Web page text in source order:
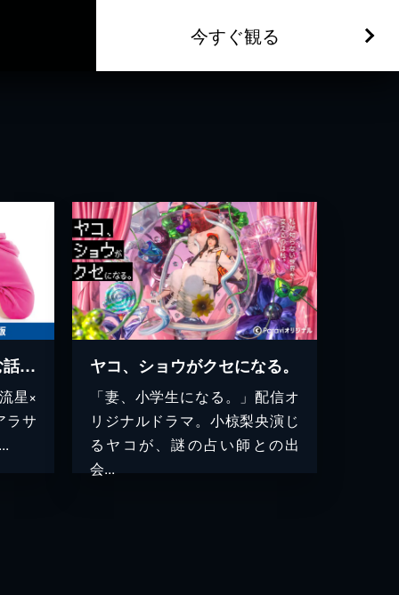
今すぐ観る
初めて恋をした日に読む話 ディレクターズカット版
星×
ラサ
ヤコ、ショウがクセになる。
「妻、小学生になる。」配信オ
リジナルドラマ。小椋梨央演じ
るヤコが、謎の占い師との出
会...